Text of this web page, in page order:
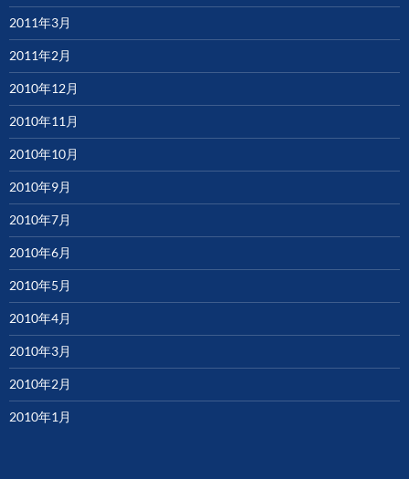
2011年3月
2011年2月
2010年12月
2010年11月
2010年10月
2010年9月
2010年7月
2010年6月
2010年5月
2010年4月
2010年3月
2010年2月
2010年1月